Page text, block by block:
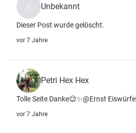
Unbekannt
Dieser Post wurde gelöscht.
vor 7 Jahre
Petri Hex Hex
Tolle Seite Danke😉✨@Ernst Eiswürfel
vor 7 Jahre